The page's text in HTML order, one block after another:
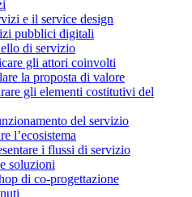
e il service design
pubblici digitali
di servizio
gli attori coinvolti
la proposta di valore
gli elementi costitutivi del
del servizio
l’ecosistema
i flussi di servizio
soluzioni
di co-progettazione